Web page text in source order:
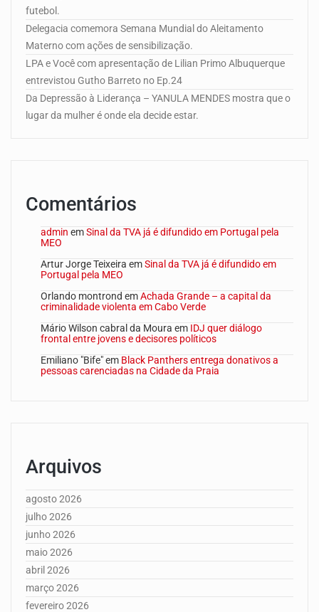
futebol.
Delegacia comemora Semana Mundial do Aleitamento
Materno com ações de sensibilização.
LPA e Você com apresentação de Lilian Primo Albuquerque
entrevistou Gutho Barreto no Ep.24
Da Depressão à Liderança – YANULA MENDES mostra que o
lugar da mulher é onde ela decide estar.
Comentários
admin emSinal da TVA já é difundido em Portugal pela
MEO
Artur Jorge Teixeira emSinal da TVA já é difundido em
Portugal pela MEO
Orlando montrond emAchada Grande – a capital da
criminalidade violenta em Cabo Verde
Mário Wilson cabral da Moura em IDJ quer diálogo
frontal entre jovens e decisores políticos
Emiliano "Bife"em Black Panthers entrega donativos a
pessoas carenciadas na Cidade da Praia
Arquivos
agosto 2026
julho 2026
junho 2026
maio 2026
abril 2026
março 2026
fevereiro 2026